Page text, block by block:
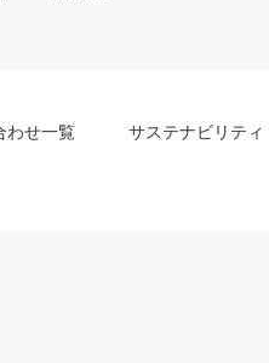
わせ一覧 サステナビリティ